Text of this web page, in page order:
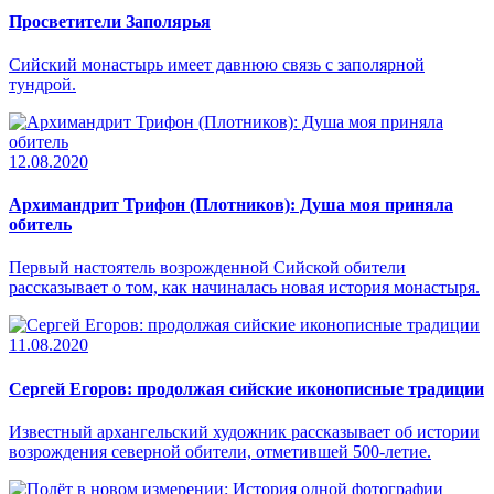
Просветители Заполярья
Сийский монастырь имеет давнюю связь с заполярной
тундрой.
12.08.2020
Архимандрит Трифон (Плотников): Душа моя приняла
обитель
Первый настоятель возрожденной Сийской обители
рассказывает о том, как начиналась новая история монастыря.
11.08.2020
Сергей Егоров: продолжая сийские иконописные традиции
Известный архангельский художник рассказывает об истории
возрождения северной обители, отметившей 500-летие.